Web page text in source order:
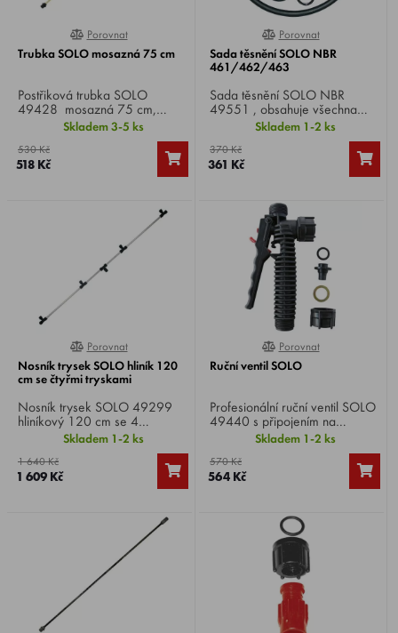
0%
Porovnat
Trubka SOLO mosazná 75 cm
Postřiková trubka SOLO
49428 mosazná 75 cm,
pohodlná práce u země s
nosníkem trysek nebo krytem
postřiku.
Skladem 3-5 ks
530 Kč
518 Kč
0%
Porovnat
Sada těsnění SOLO NBR
461/462/463
Sada těsnění SOLO NBR
49551 , obsahuje všechna
tesnění pro SOLO
461/462/463
Skladem 1-2 ks
370 Kč
361 Kč
0%
Porovnat
Nosník trysek SOLO hliník 120
cm se čtyřmi tryskami
Nosník trysek SOLO 49299
hliníkový 120 cm se 4
tryskami, extrémně lehké, dá
se nosit společně s nesenými
postřikovači vpředu nebo
vzadu.
Skladem 1-2 ks
1 640 Kč
1 609 Kč
80%
Porovnat
Ruční ventil SOLO
Profesionální ruční ventil SOLO
49440 s připojením na
manometr s aretací pro
dlouhodobý provoz.
Skladem 1-2 ks
570 Kč
564 Kč